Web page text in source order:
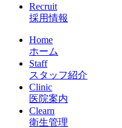
Recruit
採用情報
Home
ホーム
Staff
スタッフ紹介
Clinic
医院案内
Clearn
衛生管理